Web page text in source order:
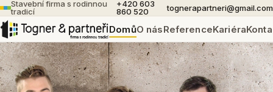
Stavební firma s rodinnou
tradicí
+420 603
860 520
tognerapartneri@gmail.com
DomůO násReferenceKariéra